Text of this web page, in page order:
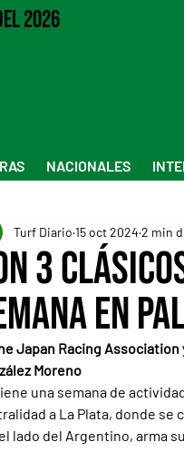
2026
NACIONALES
3
en
Turf Diario 15 oct 2024 2 min
Japan Racing
Moreno
una semana de
a La Plata, donde se
lado del Argentino, arma